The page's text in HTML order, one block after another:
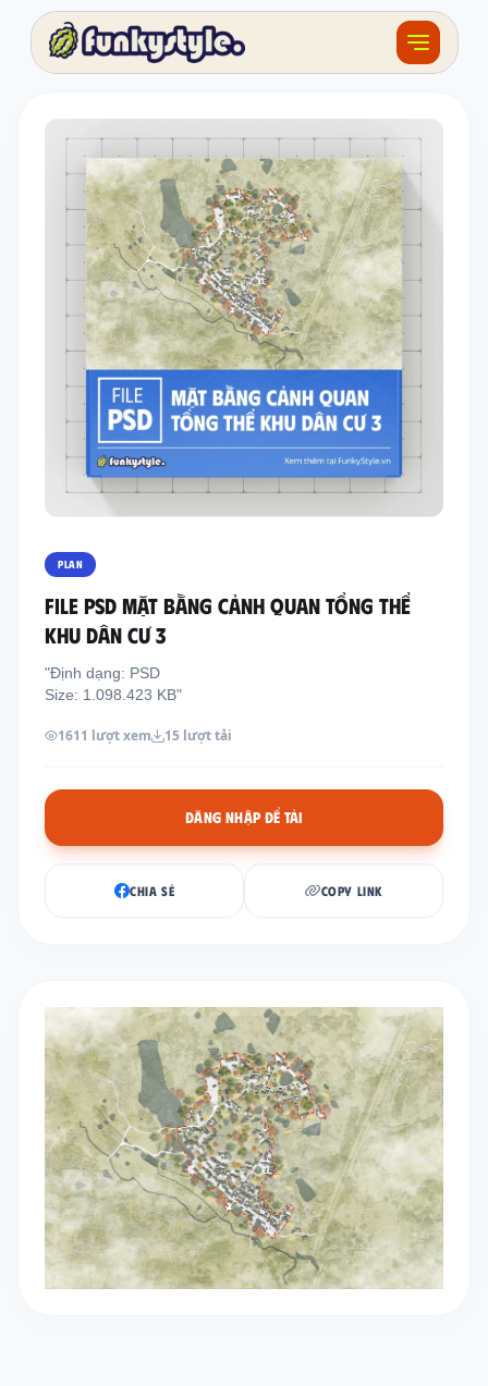
Khóa học
Tài nguyên
Sản phẩm
Giải thưởng
Đồ án
Feedback
F.BLOG
Địa chỉ:
funkystylemanage@gmail.com
Đăng nhập
PLAN
FILE PSD MẶT BẰNG CẢNH QUAN TỔNG THỂ
KHU DÂN CƯ 3
"Định dạng: PSD
Size: 1.098.423 KB"
1611 lượt xem 15 lượt tải
ĐĂNG NHẬP ĐỂ TẢI
CHIA SẺ COPY LINK